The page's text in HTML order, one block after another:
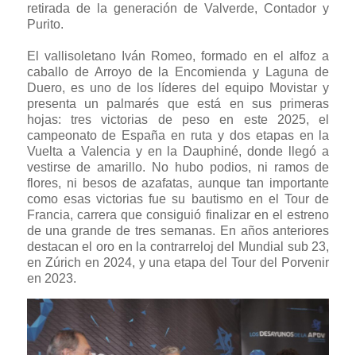
retirada de la generación de Valverde, Contador y
Purito.
El vallisoletano Iván Romeo, formado en el alfoz a
caballo de Arroyo de la Encomienda y Laguna de
Duero, es uno de los líderes del equipo Movistar y
presenta un palmarés que está en sus primeras
hojas: tres victorias de peso en este 2025, el
campeonato de España en ruta y dos etapas en la
Vuelta a Valencia y en la Dauphiné, donde llegó a
vestirse de amarillo. No hubo podios, ni ramos de
flores, ni besos de azafatas, aunque tan importante
como esas victorias fue su bautismo en el Tour de
Francia, carrera que consiguió finalizar en el estreno
de una grande de tres semanas. En años anteriores
destacan el oro en la contrarreloj del Mundial sub 23,
en Zúrich en 2024, y una etapa del Tour del Porvenir
en 2023.